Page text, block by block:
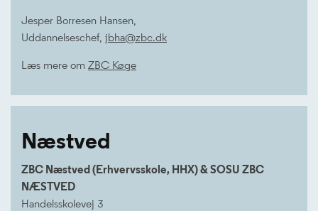
Jesper Borresen Hansen,
Uddannelseschef, jbha@zbc.dk
Læs mere om ZBC Køge
Næstved
ZBC Næstved (Erhvervsskole, HHX) & SOSU ZBC
NÆSTVED
Handelsskolevej 3